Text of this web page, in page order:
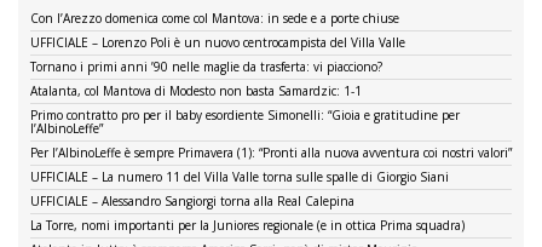
Con l’Arezzo domenica come col Mantova: in sede e a porte chiuse
UFFICIALE – Lorenzo Poli è un nuovo centrocampista del Villa Valle
Tornano i primi anni ’90 nelle maglie da trasferta: vi piacciono?
Atalanta, col Mantova di Modesto non basta Samardzic: 1-1
Primo contratto pro per il baby esordiente Simonelli: “Gioia e gratitudine per
l’AlbinoLeffe”
Per l’AlbinoLeffe è sempre Primavera (1): “Pronti alla nuova avventura coi nostri valori”
UFFICIALE – La numero 11 del Villa Valle torna sulle spalle di Giorgio Siani
UFFICIALE – Alessandro Sangiorgi torna alla Real Calepina
La Torre, nomi importanti per la Juniores regionale (e in ottica Prima squadra)